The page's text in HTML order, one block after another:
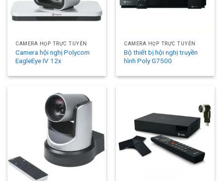
CAMERA HỌP TRỰC TUYẾN
Camera hội nghị Polycom
EagleEye IV 12x
CAMERA HỌP TRỰC TUYẾN
Bộ thiết bị hội nghị truyền
hình Poly G7500